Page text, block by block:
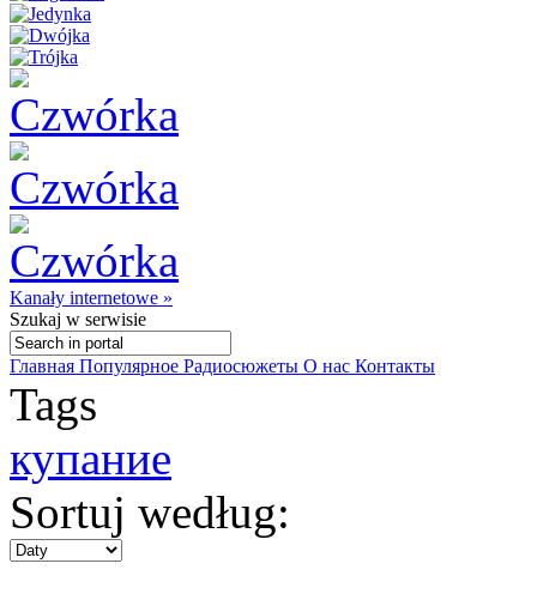
Kanały internetowe »
Szukaj w serwisie
Главная Популярное Радиосюжеты О нас Контакты
Tags
купание
Sortuj według: